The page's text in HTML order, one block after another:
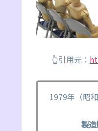
👆引用元：
1979年（昭
製